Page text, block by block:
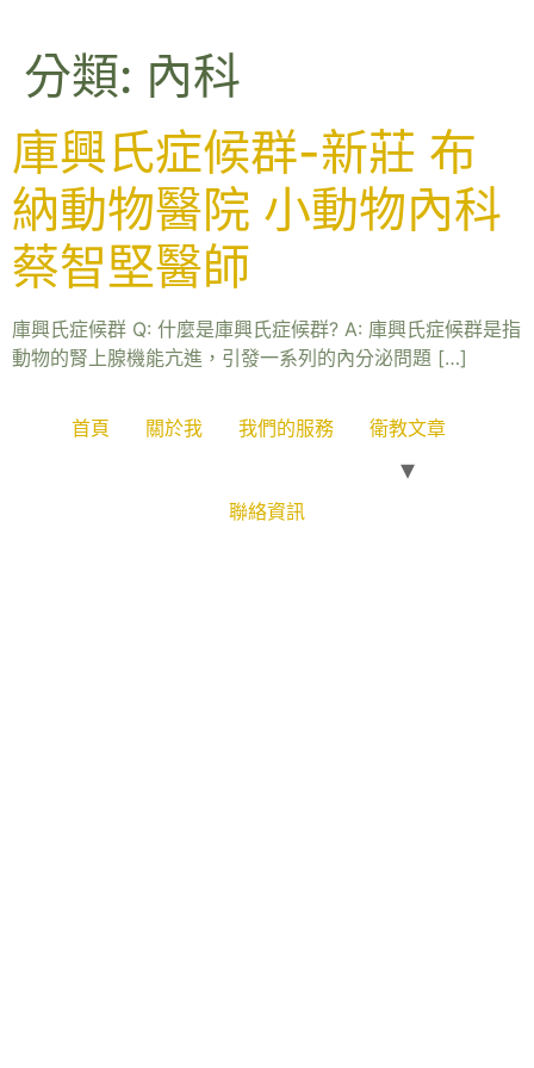
分類: 內科
庫興氏症候群-新莊 布
納動物醫院 小動物內科
蔡智堅醫師
庫興氏症候群 Q: 什麼是庫興氏症候群? A: 庫興氏症候群是指
動物的腎上腺機能亢進，引發一系列的內分泌問題 […]
首頁 關於我 我們的服務 衛教文章
聯絡資訊